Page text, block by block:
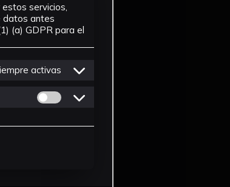
servicios,
datos antes
(a) GDPR para el
activas
Permitir cookies de Personalizacion